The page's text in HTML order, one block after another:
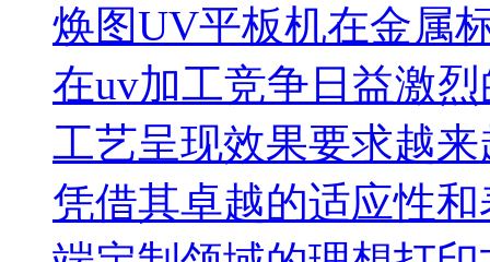
焕图UV平板机在金属
在uv加工竞争日益激
工艺呈现效果要求越
凭借其卓越的适应性